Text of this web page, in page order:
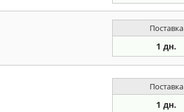
Поставка
1 дн.
Поставка
1 дн.